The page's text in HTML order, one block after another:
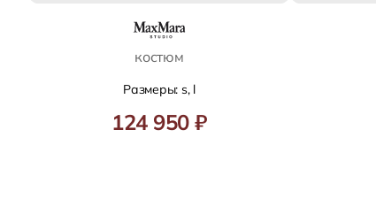
костюм
Размеры: s, l
124 950 ₽